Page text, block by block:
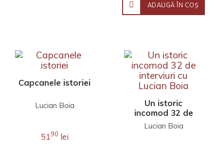
ADAUGĂ ÎN COŞ
Capcanele istoriei
Lucian Boia
5190 lei
Un istoric
incomod 32 de
interviuri cu
Lucian Boia
Lucian Boia